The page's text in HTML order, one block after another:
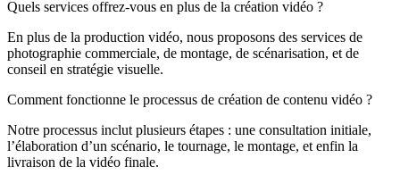
Quels services offrez-vous en plus de la création vidéo ?
En plus de la production vidéo, nous proposons des services de
photographie commerciale, de montage, de scénarisation, et de
conseil en stratégie visuelle.
Comment fonctionne le processus de création de contenu vidéo ?
Notre processus inclut plusieurs étapes : une consultation initiale,
l’élaboration d’un scénario, le tournage, le montage, et enfin la
livraison de la vidéo finale.